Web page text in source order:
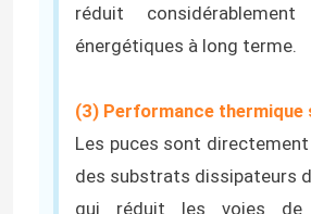
réduit
énergétiques à long terme.
(3) Performance thermique
Les puces sont
des substrats dissipateurs
qui réduit les voies de